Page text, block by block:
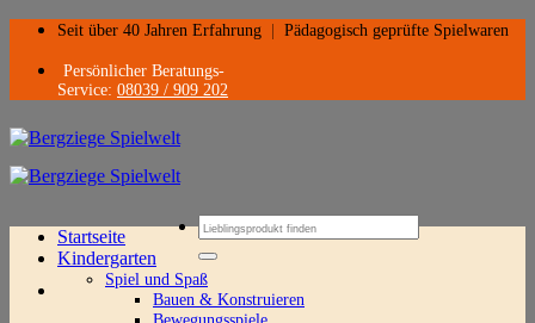
Zum
springen
Seit über 40 Jahren Erfahrung Pädagogisch geprüfte Spielwaren
Persönlicher Beratungs-
Service: 08039 / 909 202
Suchen
nach:
Startseite
Kindergarten
Spiel und Spaß
Bauen & Konstruieren